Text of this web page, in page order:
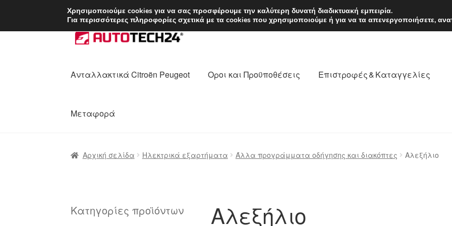
ΑΠΟΣΤΟΛΗ από 7 EUR Δευτέρα-Παρ.
Απευθείας
μετάβαση
πλοήγηση
Μετάβαση
σε
Ανταλλακτικά Citroën Peugeot Οροι και Προϋποθέσεις Επιστροφές & Καταγγελίες
Μεταφορά
Αρχική σελίδα Ηλεκτρικά εξαρτήματα Άλλα προγράμματα οδήγησης και διακόπτες Αλεξήλιο
Αλεξήλιο
Κατηγορίες προϊόντων
Χρησιμοποιούμε cookies για να σας προσφέρουμε την καλύτερη δυνατή διαδικτυακή εμπειρία.
Για περισσότερες πληροφορίες σχετικά με τα cookies που χρησιμοποιούμε ή για να τα απενεργοποιήσετε,